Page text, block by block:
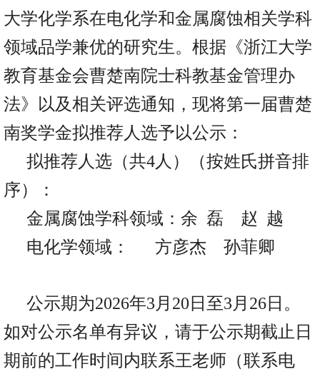
大学化学系在电化学和金属腐蚀相关学科
领域品学兼优的研究生。根据《浙江大学
教育基金会曹楚南院士科教基金管理办
法》以及相关评选通知，现将第一届曹楚
南奖学金拟推荐人选予以公示：
拟推荐人选 （共4人）
（按姓氏拼音排
序）
：
金属腐蚀学科领域： 余 磊 赵 越
电化学领域：
方彦杰 孙菲卿
公示期为2026年3月20日至3月26日。
如对公示名单有异议，请于公示期截止日
期前的工作时间内联系王老师（联系电